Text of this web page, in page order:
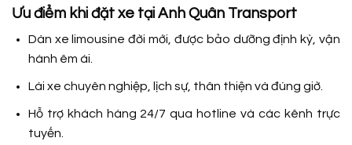
Ưu điểm khi đặt xe tại Anh Quân Transport
Dàn xe limousine đời mới, được bảo dưỡng định kỳ, vận
hành êm ái.
Lái xe chuyên nghiệp, lịch sự, thân thiện và đúng giờ.
Hỗ trợ khách hàng 24/7 qua hotline và các kênh trực
tuyến.